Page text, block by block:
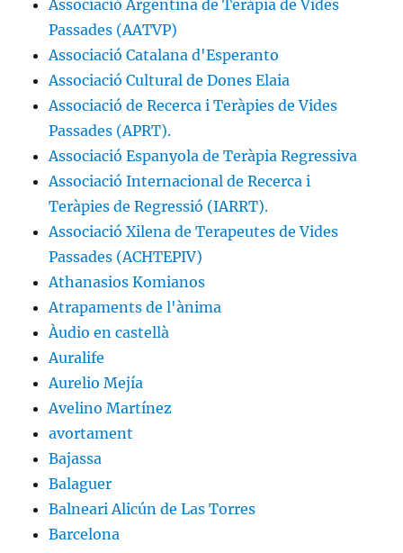
Associació Argentina de Teràpia de Vides
Passades (AATVP)
Associació Catalana d'Esperanto
Associació Cultural de Dones Elaia
Associació de Recerca i Teràpies de Vides
Passades (APRT).
Associació Espanyola de Teràpia Regressiva
Associació Internacional de Recerca i
Teràpies de Regressió (IARRT).
Associació Xilena de Terapeutes de Vides
Passades (ACHTEPIV)
Athanasios Komianos
Atrapaments de l'ànima
Àudio en castellà
Auralife
Aurelio Mejía
Avelino Martínez
avortament
Bajassa
Balaguer
Balneari Alicún de Las Torres
Barcelona